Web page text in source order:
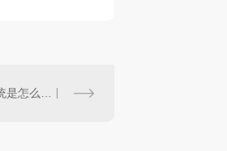
西安柴油发电机组配电系统是怎么形成的